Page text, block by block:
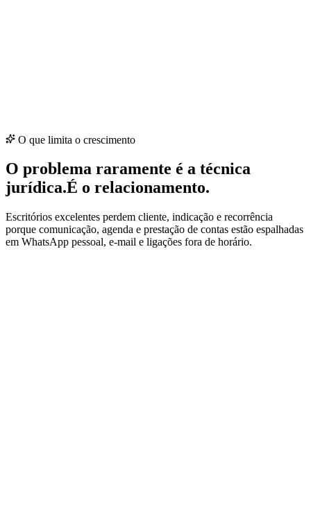
O que limita o crescimento
O problema raramente é a técnica
jurídica.É o relacionamento.
Escritórios excelentes perdem cliente, indicação e recorrência
porque comunicação, agenda e prestação de contas estão espalhadas
em WhatsApp pessoal, e-mail e ligações fora de horário.